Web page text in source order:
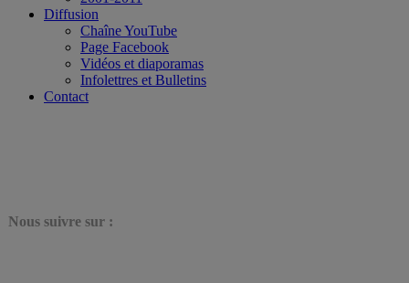
Diffusion
Chaîne YouTube
Page Facebook
Vidéos et diaporamas
Infolettres et Bulletins
Contact
Nous suivre sur :